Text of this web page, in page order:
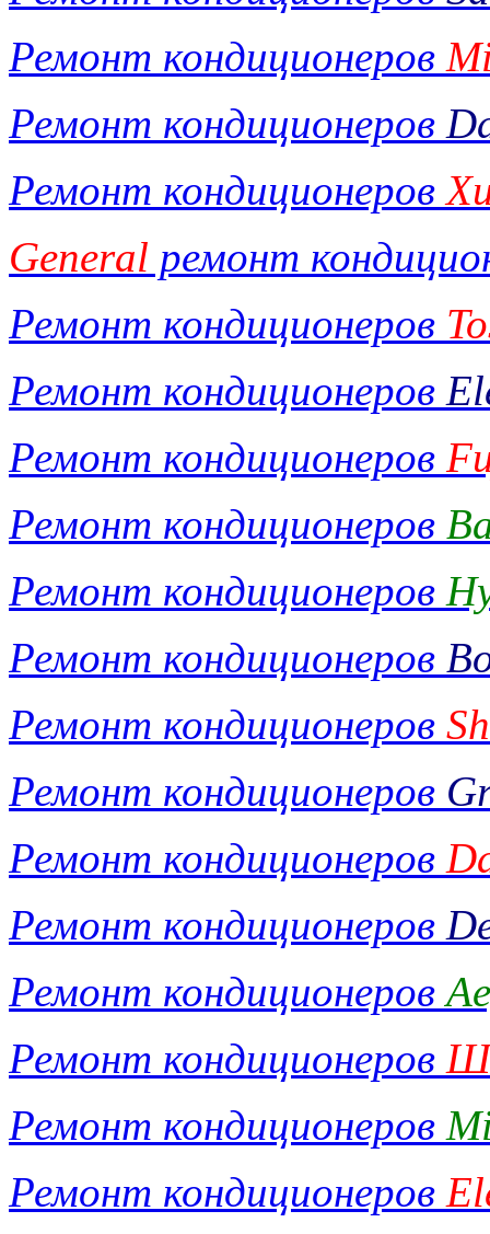
Ремонт кондиционеров
Ремонт кондиционеров
Ремонт кондиционеров
General ремонт
Ремонт кондиционеров
Ремонт кондиционеров
Ремонт кондиционеров
Ремонт кондиционеров
Ремонт кондиционеров
Ремонт кондиционеров
Ремонт кондиционеров
Ремонт кондиционеров
Ремонт кондиционеров
Ремонт кондиционеров
Ремонт кондиционеров
Ремонт кондиционеров
Ремонт кондиционеров
Ремонт кондиционеров